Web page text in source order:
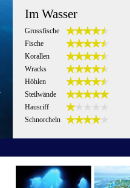
Im Wasser
Grossfische
Fische
Korallen
Wracks
Höhlen
Steilwände
Hausriff
Schnorcheln